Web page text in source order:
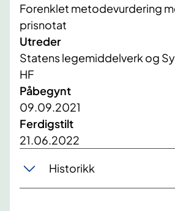
Forenklet metodevurdering
prisnotat
Utreder
Statens legemiddelverk og
HF
Påbegynt
09.09.2021
Ferdigstilt
21.06.2022
Historikk